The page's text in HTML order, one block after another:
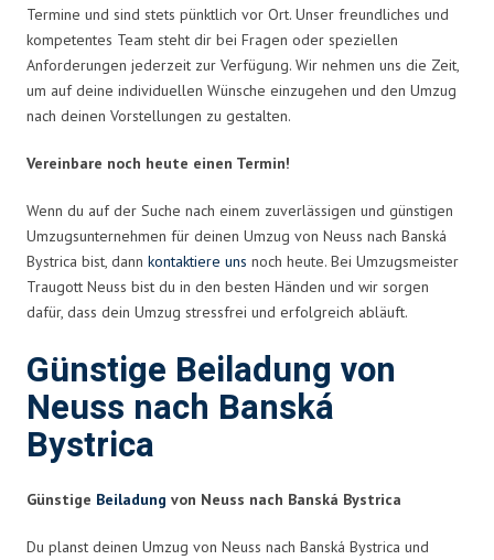
Termine und sind stets pünktlich vor Ort. Unser freundliches und
kompetentes Team steht dir bei Fragen oder speziellen
Anforderungen jederzeit zur Verfügung. Wir nehmen uns die Zeit,
um auf deine individuellen Wünsche einzugehen und den Umzug
nach deinen Vorstellungen zu gestalten.
Vereinbare noch heute einen Termin!
Wenn du auf der Suche nach einem zuverlässigen und günstigen
Umzugsunternehmen für deinen Umzug von Neuss nach Banská
Bystrica bist, dann kontaktiere uns noch heute. Bei Umzugsmeister
Traugott Neuss bist du in den besten Händen und wir sorgen
dafür, dass dein Umzug stressfrei und erfolgreich abläuft.
Günstige Beiladung von
Neuss nach Banská
Bystrica
Günstige Beiladung von Neuss nach Banská Bystrica
Du planst deinen Umzug von Neuss nach Banská Bystrica und